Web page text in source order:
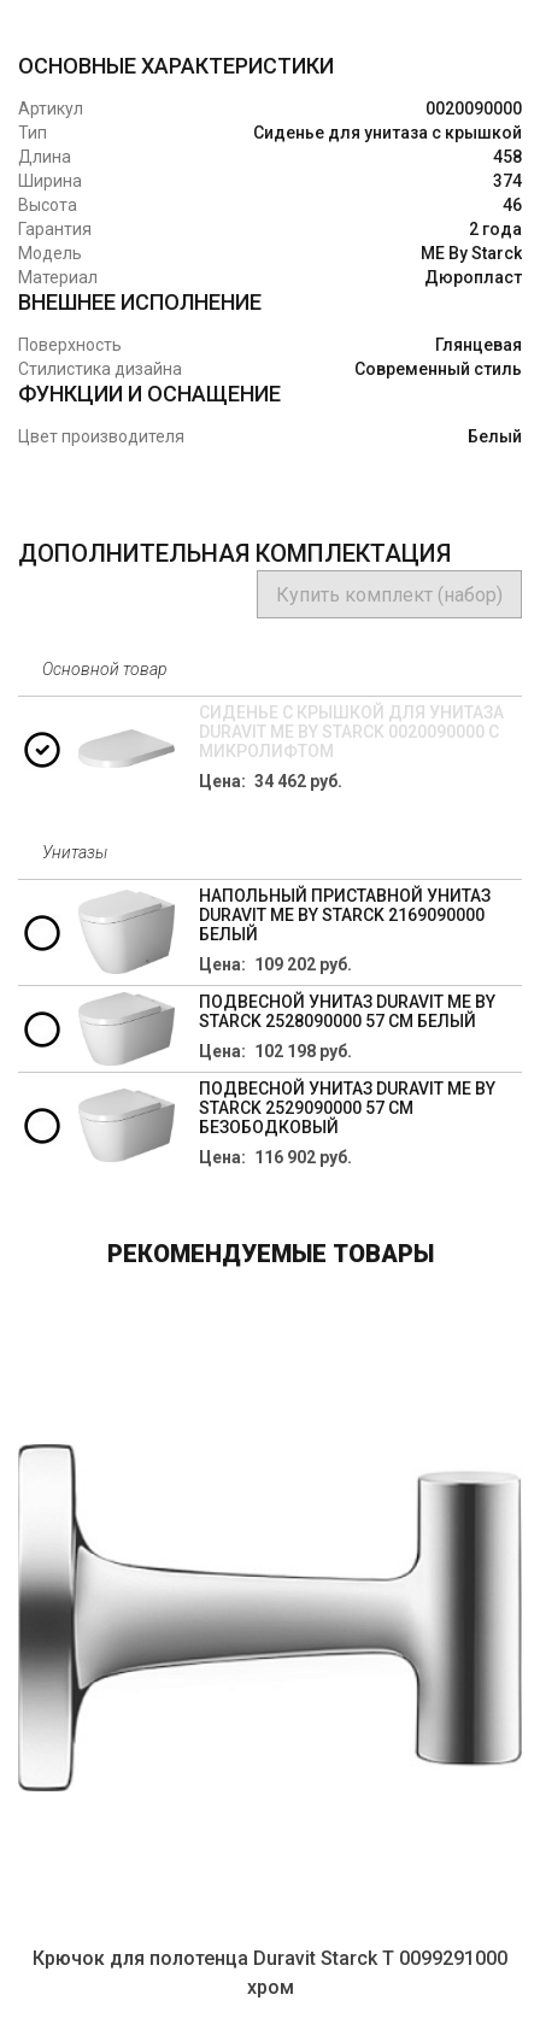
ОСНОВНЫЕ ХАРАКТЕРИСТИКИ
Артикул
0020090000
Тип
Сиденье для унитаза с крышкой
Длина
458
Ширина
374
Высота
46
Гарантия
2 года
Модель
ME By Starck
Материал
Дюропласт
ВНЕШНЕЕ ИСПОЛНЕНИЕ
Поверхность
Глянцевая
Стилистика дизайна
Современный стиль
ФУНКЦИИ И ОСНАЩЕНИЕ
Цвет производителя Белый
ДОПОЛНИТЕЛЬНАЯ КОМПЛЕКТАЦИЯ
Купить комплект (набор)
Основной товар
СИДЕНЬЕ C КРЫШКОЙ ДЛЯ УНИТАЗА
DURAVIT ME BY STARCK 0020090000 С
МИКРОЛИФТОМ
Цена: 34 462 руб.
Унитазы
НАПОЛЬНЫЙ ПРИСТАВНОЙ УНИТАЗ
DURAVIT ME BY STARCK 2169090000
БЕЛЫЙ
Цена: 109 202 руб.
ПОДВЕСНОЙ УНИТАЗ DURAVIT ME BY
STARCK 2528090000 57 СМ БЕЛЫЙ
Цена: 102 198 руб.
ПОДВЕСНОЙ УНИТАЗ DURAVIT ME BY
STARCK 2529090000 57 СМ
БЕЗОБОДКОВЫЙ
Цена: 116 902 руб.
РЕКОМЕНДУЕМЫЕ ТОВАРЫ
Крючок для полотенца Duravit Starck T 0099291000
хром